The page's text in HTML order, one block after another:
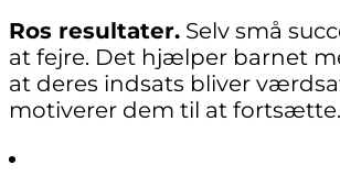
Ros resultater. Selv små
at fejre. Det hjælper barnet
at deres indsats bliver
motiverer dem til at fortsætte.